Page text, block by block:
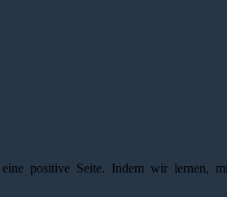
positive Seite. Indem wir lernen,